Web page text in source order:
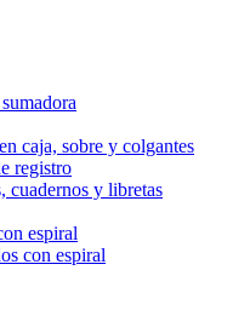
caja, sobre y colgantes
registro
cuadernos y libretas
espiral
con espiral